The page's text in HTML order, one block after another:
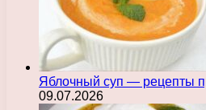
Яблочный суп — рецепты
09.07.2026